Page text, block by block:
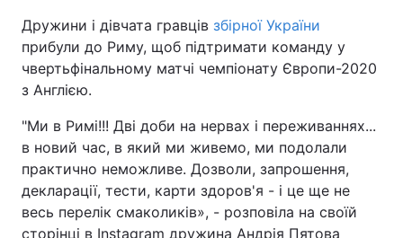
Дружини і дівчата гравців збірної України
прибули до Риму, щоб підтримати команду у
чвертьфінальному матчі чемпіонату Європи-2020
з Англією.
"Ми в Римі!!! Дві доби на нервах і переживаннях...
в новий час, в який ми живемо, ми подолали
практично неможливе. Дозволи, запрошення,
декларації, тести, карти здоров'я - і це ще не
весь перелік смаколиків», - розповіла на своїй
сторінці в Instagram дружина Андрія Пятова